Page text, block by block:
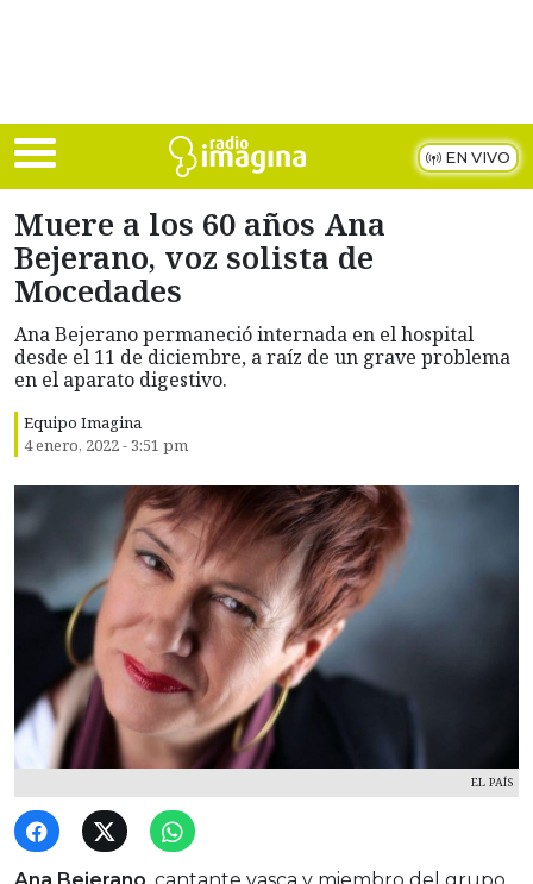
EN VIVO
Muere a los 60 años Ana
Bejerano, voz solista de
Mocedades
Ana Bejerano permaneció internada en el hospital
desde el 11 de diciembre, a raíz de un grave problema
en el aparato digestivo.
Equipo Imagina
4 enero, 2022 - 3:51 pm
EL PAÍS